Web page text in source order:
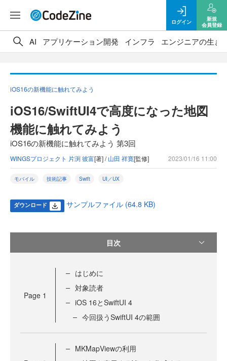
ログイン
新規
会員登録
AI アプリケーション開発 インフラ エンジニアの生き
iOS16の新機能に触れてみよう
iOS16/SwiftUI4で高度になった地図
機能に触れてみよう
iOS16の新機能に触れてみよう 第3回
WINGSプロジェクト 片渕 彼富[著] /山田 祥寛[監修] 2023/01/16 11:00
モバイル 技術記事 Swift UI／UX
ダウンロード サンプルファイル (64.8 KB)
目次
Page 1
はじめに
対象読者
iOS 16とSwiftUI 4
今回扱うSwiftUI 4の範囲
MKMapViewの利用